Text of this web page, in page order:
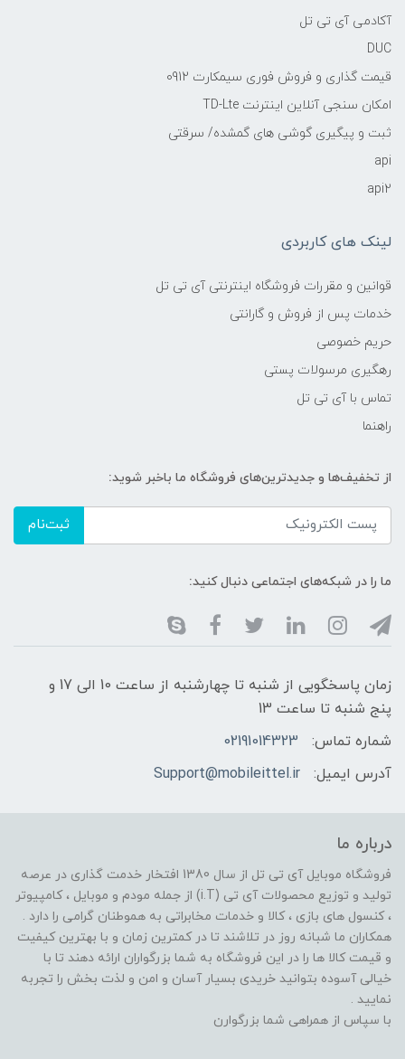
آکادمی آی تی تل
DUC
قیمت گذاری و فروش فوری سیمکارت 0912
امکان سنجی آنلاین اینترنت TD-Lte
ثبت و پیگیری گوشی های گمشده/ سرقتی
api
api2
لینک های کاربردی
قوانین و مقررات فروشگاه اینترنتی آی تی تل
خدمات پس از فروش و گارانتی
حریم خصوصی
رهگیری مرسولات پستی
تماس با آی تی تل
راهنما
از تخفیف‌ها و جدیدترین‌های فروشگاه ما باخبر شوید:
ثبت‌نام
ما را در شبکه‌های اجتماعی دنبال کنید:
زمان پاسخگویی از شنبه تا چهارشنبه از ساعت 10 الی 17 و
پنج شنبه تا ساعت 13
شماره تماس:
02191014323
آدرس ایمیل:
Support@mobileittel.ir
درباره ما
فروشگاه موبایل آی تی تل از سال 1380 افتخار خدمت گذاری در عرصه
تولید و توزیع محصولات آی تی (i.T) از جمله مودم و موبایل ، کامپیوتر
، کنسول های بازی ، کالا و خدمات مخابراتی به هموطنان گرامی را دارد .
همکاران ما شبانه روز در تلاشند تا در کمترین زمان و با بهترین کیفیت
و قیمت کالا ها را در این فروشگاه به شما بزرگواران ارائه دهند تا با
خیالی آسوده بتوانید خریدی بسیار آسان و امن و لذت بخش را تجربه
نمایید .
با سپاس از همراهی شما بزرگوارن